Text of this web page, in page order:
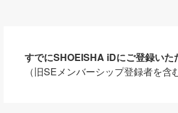
すでにSHOEISHA iDにご登録いた
（旧SEメンバーシップ登録者を含